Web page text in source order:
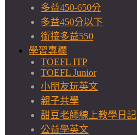
多益450-650分
多益450分以下
銜接多益550
學習專欄
TOEFL ITP
TOEFL Junior
小朋友玩英文
親子共學
甜豆老師線上教學日記
公益學英文